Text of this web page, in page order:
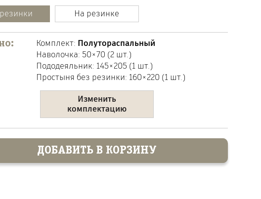
Выбрать количество:
На резинке
Комплект: Полутораспальный
Наволочка:50×70 (2 шт.)
Пододеяльник: 145×205 (1 шт.)
Простыня без резинки: 160×220 (1 шт.)
Изменить
комплектацию
ДОБАВИТЬ В КОРЗИНУ